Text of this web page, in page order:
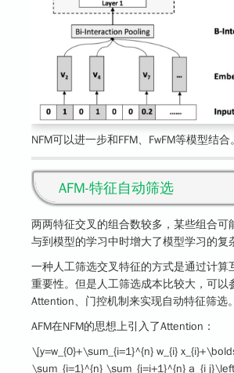
NFM可以进一步和FFM、FwFM等模型结合。
AFM-特征自动筛选
两两特征交叉的组合数较多，某些组合可
与到模型的学习中时增大了模型学习的复
一种人工筛选交叉特征的方式是通过计算
重要性。但是人工筛选成本比较大，可以
Attention、门控机制来实现自动特征筛选。
AFM在NFM的思想上引入了Attention：
\[y=w_{0}+\sum_{i=1}^{n} w_{i}
\sum_{i=1}^{n} \sum_{j=i+1}^{n} a_{i